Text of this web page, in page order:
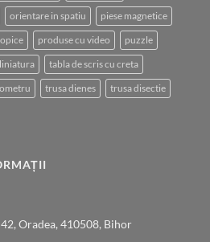
orientare in spatiu piese magnetice
produse cu video puzzle
tabla de scris cu creta
trusa dienes trusa disectie
Oradea, 410508, Bihor